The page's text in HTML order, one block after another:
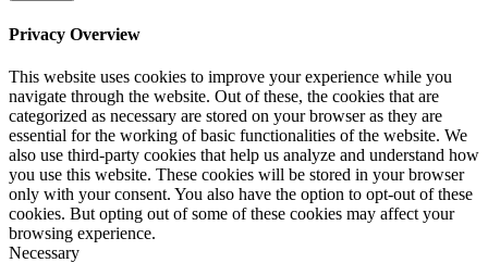
Privacy Overview
This website uses cookies to improve your experience while you
navigate through the website. Out of these, the cookies that are
categorized as necessary are stored on your browser as they are
essential for the working of basic functionalities of the website. We
also use third-party cookies that help us analyze and understand how
you use this website. These cookies will be stored in your browser
only with your consent. You also have the option to opt-out of these
cookies. But opting out of some of these cookies may affect your
browsing experience.
Necessary